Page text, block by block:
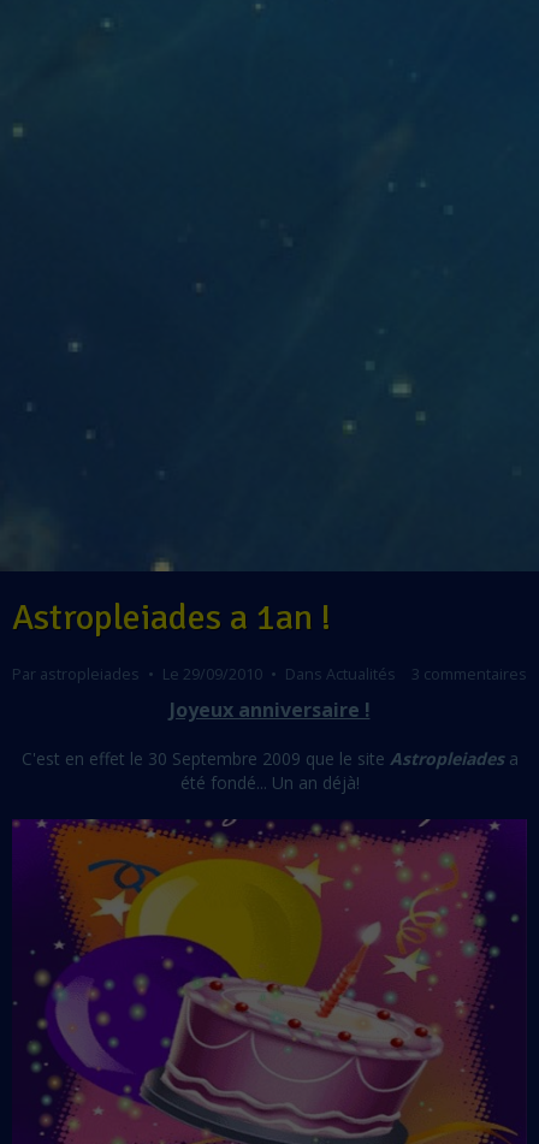
Astropleiades a 1an !
Par astropleiades Le 29/09/2010 Dans Actualités 3 commentaires
Joyeux anniversaire !
C'est en effet le 30 Septembre 2009 que le site Astropleiadesa
été fondé... Un an déjà!